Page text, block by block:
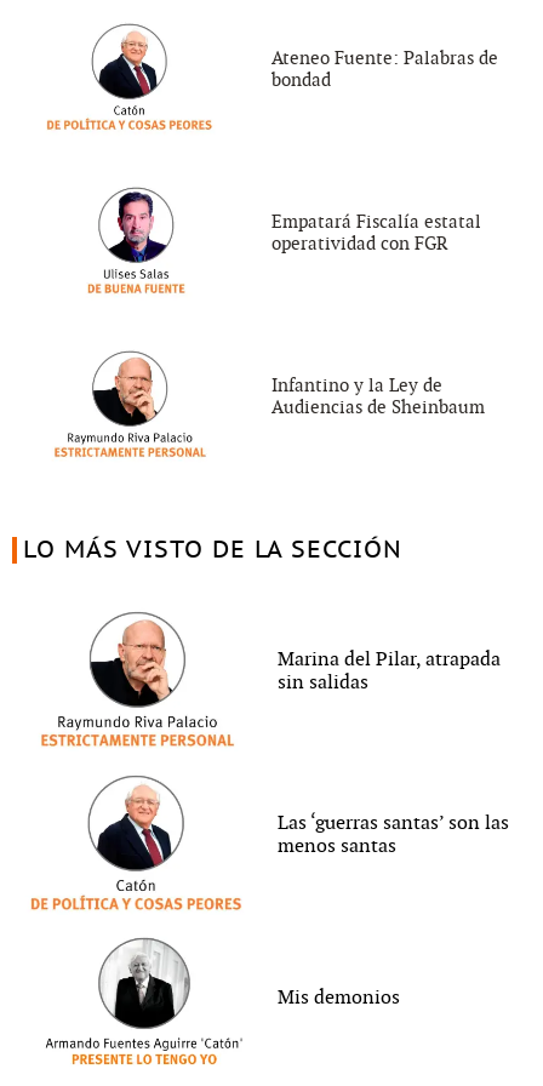
Ateneo Fuente: Palabras de
bondad
Empatará Fiscalía estatal
operatividad con FGR
Infantino y la Ley de
Audiencias de Sheinbaum
LO MÁS VISTO DE LA SECCIÓN
Marina del Pilar, atrapada
sin salidas
Las ‘guerras santas’ son las
menos santas
Mis demonios